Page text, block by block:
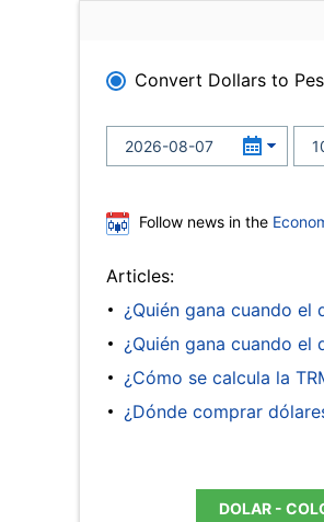
Convert Dollars to
Follow news in the
Articles:
¿Quién gana cuando el
¿Quién gana cuando el
¿Cómo se calcula la
¿Dónde comprar
DOLAR -